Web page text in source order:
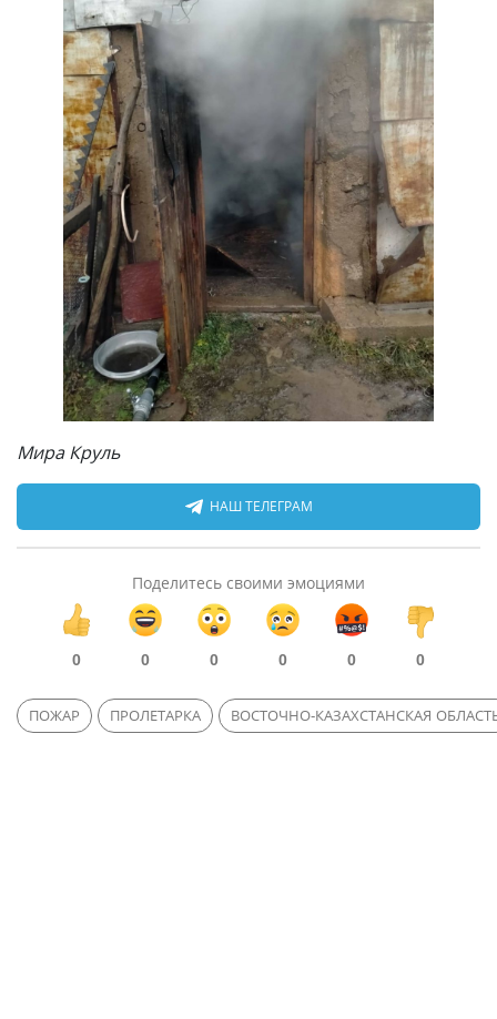
Мира Круль
НАШ ТЕЛЕГРАМ
Поделитесь своими эмоциями
0 0 0 0 0 0
ПОЖАР ПРОЛЕТАРКА ВОСТОЧНО-КАЗАХСТАНСКАЯ